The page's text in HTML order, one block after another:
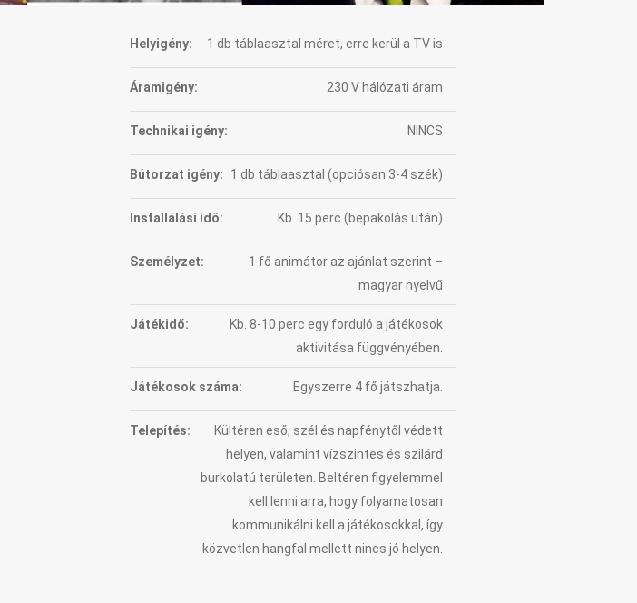
Helyigény: 1 db táblaasztal méret, erre kerül a TV is
Áramigény: 230 V hálózati áram
Technikai igény: NINCS
Bútorzat igény: 1 db táblaasztal (opciósan 3-4 szék)
Installálási idő: Kb. 15 perc (bepakolás után)
Személyzet:
1 fő animátor az ajánlat szerint –
magyar nyelvű
Játékidő:
Kb. 8-10 perc egy forduló a játékosok
aktivitása függvényében.
Játékosok száma: Egyszerre 4 fő játszhatja.
Telepítés:
Kültéren eső, szél és napfénytől védett
helyen, valamint vízszintes és szilárd
burkolatú területen. Beltéren figyelemmel
kell lenni arra, hogy folyamatosan
kommunikálni kell a játékosokkal, így
közvetlen hangfal mellett nincs jó helyen.